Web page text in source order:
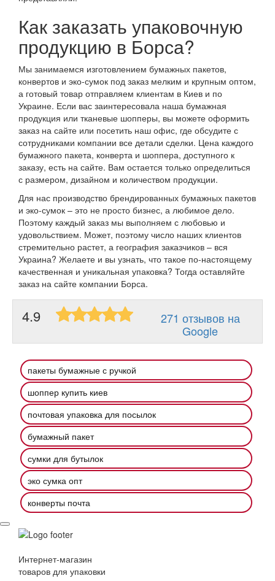
Как заказать упаковочную
продукцию в Борса?
Мы занимаемся изготовлением бумажных пакетов,
конвертов и эко-сумок под заказ мелким и крупным оптом,
а готовый товар отправляем клиентам в Киев и по
Украине. Если вас заинтересовала наша бумажная
продукция или тканевые шопперы, вы можете оформить
заказ на сайте или посетить наш офис, где обсудите с
сотрудниками компании все детали сделки. Цена каждого
бумажного пакета, конверта и шоппера, доступного к
заказу, есть на сайте. Вам остается только определиться
с размером, дизайном и количеством продукции.
Для нас производство брендированных бумажных пакетов
и эко-сумок – это не просто бизнес, а любимое дело.
Поэтому каждый заказ мы выполняем с любовью и
удовольствием. Может, поэтому число наших клиентов
стремительно растет, а география заказчиков – вся
Украина? Желаете и вы узнать, что такое по-настоящему
качественная и уникальная упаковка? Тогда оставляйте
заказ на сайте компании Борса.
4.9
271 отзывов на
Google
пакеты бумажные с ручкой
шоппер купить киев
почтовая упаковка для посылок
бумажный пакет
сумки для бутылок
эко сумка опт
конверты почта
Интернет-магазин
товаров для упаковки